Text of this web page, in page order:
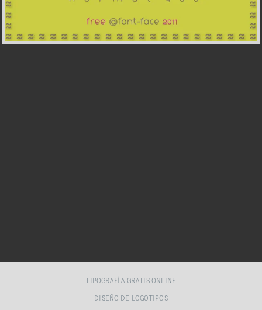
TIPOGRAFÍA GRATIS ONLINE
DISEÑO DE LOGOTIPOS